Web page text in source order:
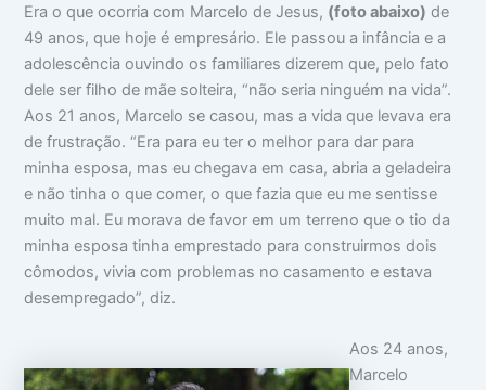
Era o que ocorria com Marcelo de Jesus, (foto abaixo) de
49 anos, que hoje é empresário. Ele passou a infância e a
adolescência ouvindo os familiares dizerem que, pelo fato
dele ser filho de mãe solteira, “não seria ninguém na vida”.
Aos 21 anos, Marcelo se casou, mas a vida que levava era
de frustração. “Era para eu ter o melhor para dar para
minha esposa, mas eu chegava em casa, abria a geladeira
e não tinha o que comer, o que fazia que eu me sentisse
muito mal. Eu morava de favor em um terreno que o tio da
minha esposa tinha emprestado para construirmos dois
cômodos, vivia com problemas no casamento e estava
desempregado”, diz.
Aos 24 anos,
Marcelo